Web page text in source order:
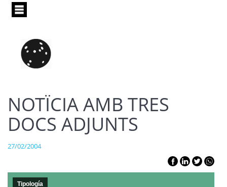
Pasar
principal
NOTÏCIA AMB TRES
DOCS ADJUNTS
27/02/2004
Tipología